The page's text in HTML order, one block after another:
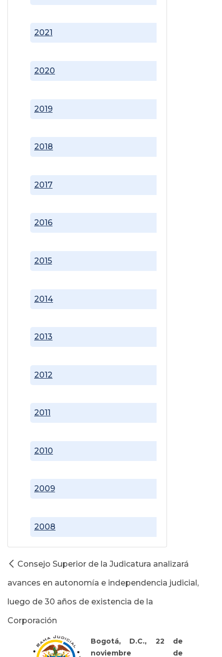
2008
2009
2010
2011
2012
2013
2014
2015
2016
2017
2018
2019
2020
2021
Consejo Superior de la Judicatura analizará
avances en autonomía e independencia judicial,
luego de 30 años de existencia de la
Corporación
Bogotá, D.C., 22 de
noviembre de